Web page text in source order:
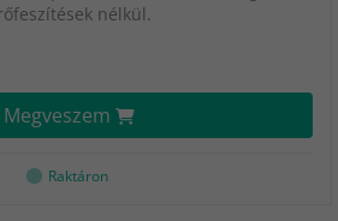
nélkül.
Megveszem
Raktáron